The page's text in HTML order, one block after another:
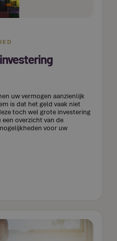
uw vermogen aanzienlijk
is dat het geld vaak niet
toch wel grote investering
overzicht van de
voor uw